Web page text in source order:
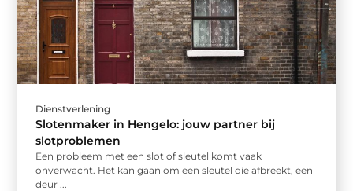
Dienstverlening
Slotenmaker in Hengelo: jouw partner bij
slotproblemen
Een probleem met een slot of sleutel komt vaak
onverwacht. Het kan gaan om een sleutel die afbreekt, een
deur ...